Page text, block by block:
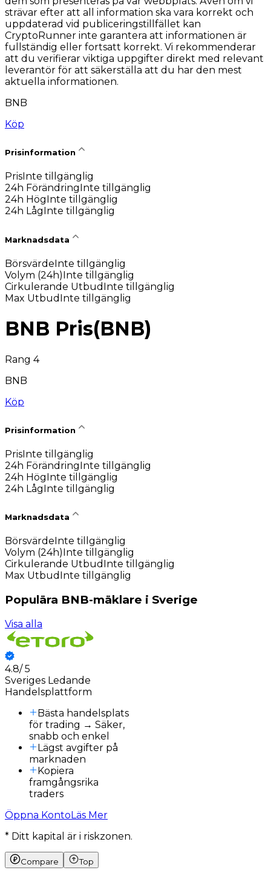
strävar efter att all information ska vara korrekt och
uppdaterad vid publiceringstillfället kan
CryptoRunner inte garantera att informationen är
fullständig eller fortsatt korrekt. Vi rekommenderar
att du verifierar viktiga uppgifter direkt med relevant
leverantör för att säkerställa att du har den mest
aktuella informationen.
BNB
Köp
Prisinformation
Pris Inte tillgänglig
24h Förändring Inte tillgänglig
24h Hög Inte tillgänglig
24h Låg Inte tillgänglig
Marknadsdata
BörsvärdeInte tillgänglig
Volym (24h)Inte tillgänglig
Cirkulerande Utbud Inte tillgänglig
Max Utbud Inte tillgänglig
BNB Pris(BNB)
Rang 4
BNB
Köp
Prisinformation
PrisInte tillgänglig
24h FörändringInte tillgänglig
24h HögInte tillgänglig
24h LågInte tillgänglig
Marknadsdata
Börsvärde Inte tillgänglig
Volym (24h) Inte tillgänglig
Cirkulerande Utbud Inte tillgänglig
Max Utbud Inte tillgänglig
Populära BNB-mäklare i Sverige
Visa alla
4.8/5
Sveriges Ledande
Handelsplattform
Bästa handelsplats
för trading → Säker,
snabb och enkel
Lägst avgifter på
marknaden
Kopiera
framgångsrika
traders
Öppna KontoLäs Mer
* Ditt kapital är i riskzonen.
Compare Top